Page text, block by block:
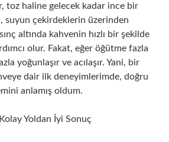
toz haline gelecek kadar ince bir
suyun çekirdeklerin üzerinden
altında kahvenin hızlı bir şekilde
olur. Fakat, eğer öğütme fazla
yoğunlaşır ve acılaşır. Yani, bir
dair ilk deneyimlerimde, doğru
anlamış oldum.
Yoldan İyi Sonuç